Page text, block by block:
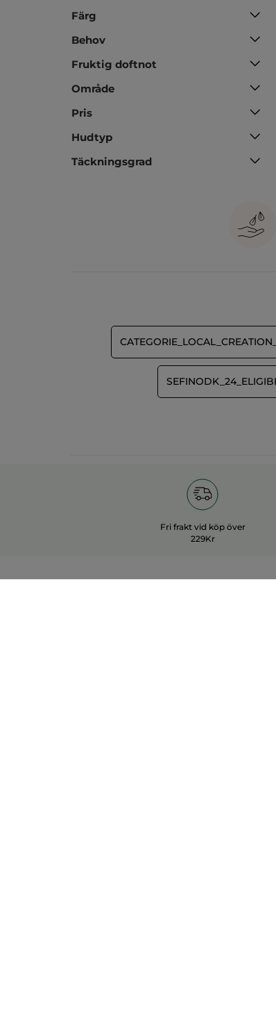
Färg
Behov
Fruktig doftnot
Område
Pris
Hudtyp
Täckningsgrad
Fri frakt vid köp över
229Kr